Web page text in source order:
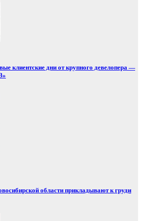
клиентские дни от крупного девелопера —
области прикладывают к груди